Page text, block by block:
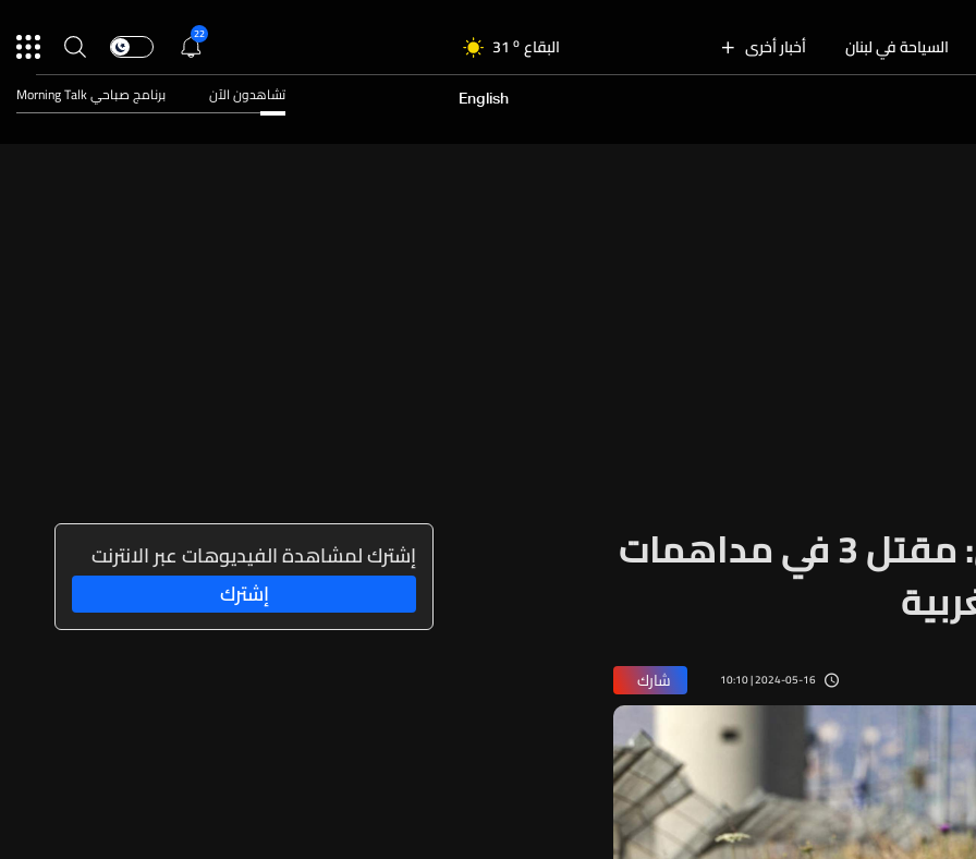
السياحة في لبنان أخبار أخرى البقاع 31 o
الجنوب 30o
29
22
English تشاهدون الآن برنامج صباحي Morning Talk
مسؤولون فلسطينيون: مقتل 3 في مداهمات
2024-05-16 | 10:10 شارك
إشترك لمشاهدة الفيديوهات عبر الانترنت
إشترك